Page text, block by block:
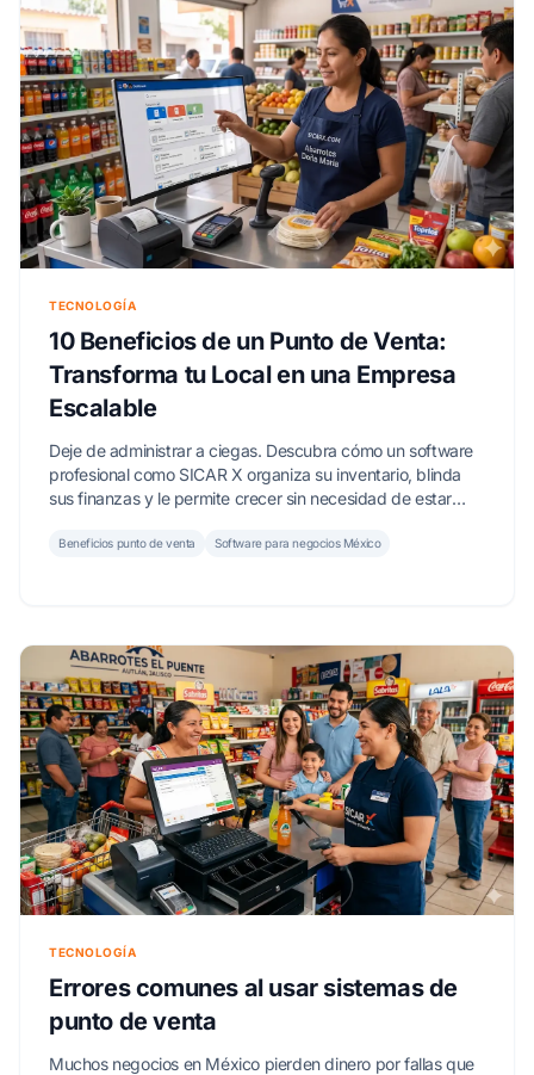
TECNOLOGÍA
10 Beneficios de un Punto de Venta:
Transforma tu Local en una Empresa
Escalable
Deje de administrar a ciegas. Descubra cómo un software
profesional como SICAR X organiza su inventario, blinda
sus finanzas y le permite crecer sin necesidad de estar
Beneficios punto de venta Software para negocios México
TECNOLOGÍA
Errores comunes al usar sistemas de
punto de venta
Muchos negocios en México pierden dinero por fallas que